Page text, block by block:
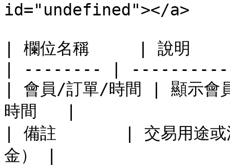
id="undefined"></a>
| 欄位名稱     | 說
| -------- |
| 會員/訂單/時間 | 顯示會員
時間   |
| 備註       | 交易用途或活
金） |